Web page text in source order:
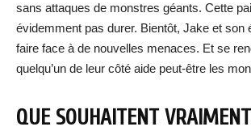
sans attaques de monstres géants. Cette
évidemment pas durer. Bientôt, Jake et son
faire face à de nouvelles menaces. Et se
quelqu’un de leur côté aide peut-être les
QUE SOUHAITENT